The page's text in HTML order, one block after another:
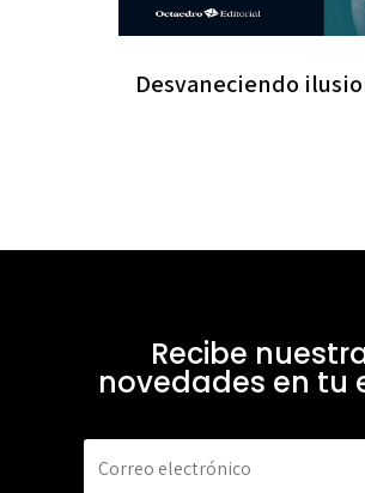
Desvaneciendo
Recibe
novedades en tu